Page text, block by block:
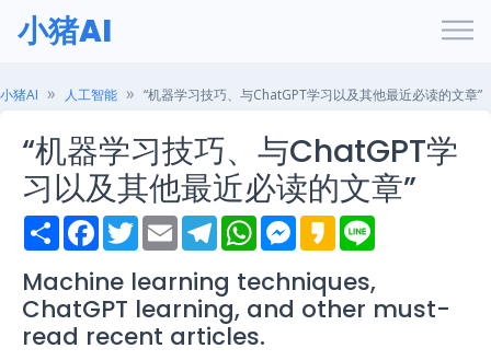
小猪AI
小猪AI 人工智能 “机器学习技巧、与ChatGPT学习以及其他最近必读的文章”
“机器学习技巧、与ChatGPT学
习以及其他最近必读的文章”
S
h
r
e
F
a
e
b
o
o
k
T
w
t
t
e
r
E
m
i
l
T
e
e
g
r
a
m
W
h
t
s
A
p
p
M
e
s
e
n
K
a
a
o
Machine learning techniques,
ChatGPT learning, and other must-
read recent articles.